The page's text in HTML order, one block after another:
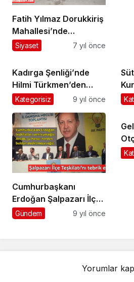
Fatih Yılmaz Dorukkiriş
Mahallesi’nde
seçmenlerle buluştu
Siyaset 7 yıl önce
Kadırga Şenliği’nde
Hilmi Türkmen’den
tarihi çağrı
Kategorisiz 9 yıl önce
Cumhurbaşkanı
Erdoğan Şalpazarı İlçe
Teşkilatı’nı övdü
Gündem 9 yıl önce
Yorumlar